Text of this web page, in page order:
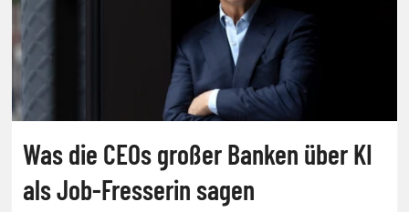
Was die CEOs großer Banken über KI
als Job-Fresserin sagen